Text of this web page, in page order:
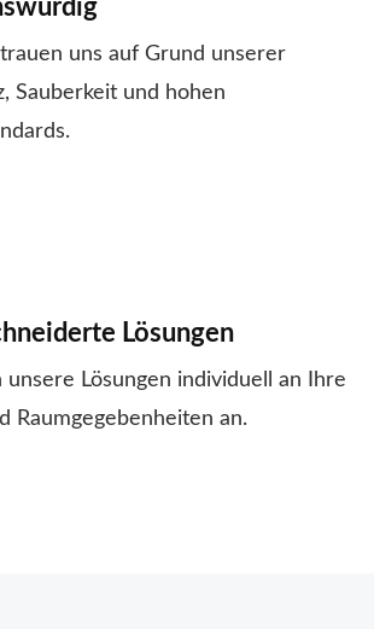
uns auf Grund unserer
Sauberkeit und hohen
Lösungen
unsere Lösungen individuell an Ihre
Raumgegebenheiten an.